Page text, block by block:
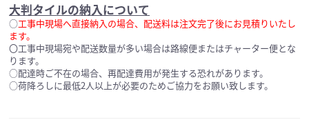
大判タイルの納入について
○工事中現場へ直接納入の場合、配送料は注文完了後にお見積りいたし
ます。
〇工事中現場宛や配送数量が多い場合は路線便またはチャーター便とな
ります。
○配達時ご不在の場合、再配達費用が発生する恐れがあります。
○荷降ろしに最低2人以上が必要のためご協力をお願い致します。